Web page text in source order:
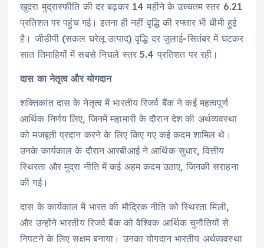
खुदरा मुद्रास्फीति की दर बढ़कर 14 महीने के उच्चतम स्तर 6.21
प्रतिशत पर पहुंच गई। इतना ही नहीं वृद्धि की रफ्तार भी धीमी हुई
है। जीडीपी (सकल घरेलू उत्पाद) वृद्धि दर जुलाई-सितंबर में घटकर
सात तिमाहियों में सबसे निचले स्तर 5.4 प्रतिशत पर रही।
दास का नेतृत्व और योगदान
शक्तिकांत दास के नेतृत्व में भारतीय रिजर्व बैंक ने कई महत्वपूर्ण
आर्थिक निर्णय लिए, जिनमें महामारी के दौरान देश की अर्थव्यवस्था
को मजबूती प्रदान करने के लिए किए गए कई कदम शामिल थे।
उनके कार्यकाल के दौरान आरबीआई ने आर्थिक सुधार, वित्तीय
स्थिरता और मुद्रा नीति में कई अहम कदम उठाए, जिनकी सराहना
की गई।
दास के कार्यकाल में भारत की मौद्रिक नीति को स्थिरता मिली,
और उन्होंने भारतीय रिजर्व बैंक को वैश्विक आर्थिक चुनौतियों से
निपटने के लिए सक्षम बनाया। उनका योगदान भारतीय अर्थव्यवस्था